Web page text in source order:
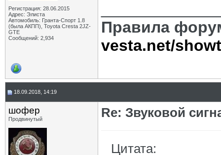
Регистрация: 28.06.2015
Адрес: Элиста
Автомобиль: Гранта-Спорт 1.8
(была АКПП), Toyota Cresta 2JZ-
GTE
Сообщений: 2,934
Правила
vesta.net/
18.09.2018, 14:19
шофер
Продвинутый Re: Звуковой
Цитата: